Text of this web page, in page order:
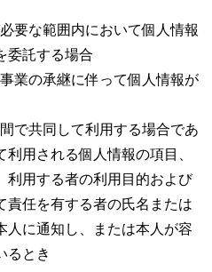
要な範囲内において個人情報
委託する場合
業の承継に伴って個人情報が
で共同して利用する場合であ
用される個人情報の項目、
利用する者の利用目的および
責任を有する者の氏名または
に通知し、または本人が容
るとき